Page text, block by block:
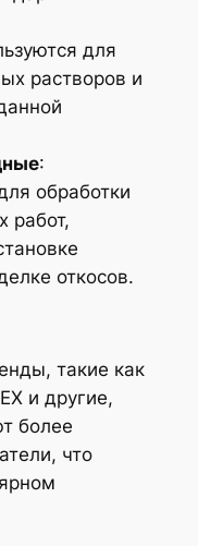
для
растворов и
:
обработки
работ,
откосов.
такие как
и другие,
более
что